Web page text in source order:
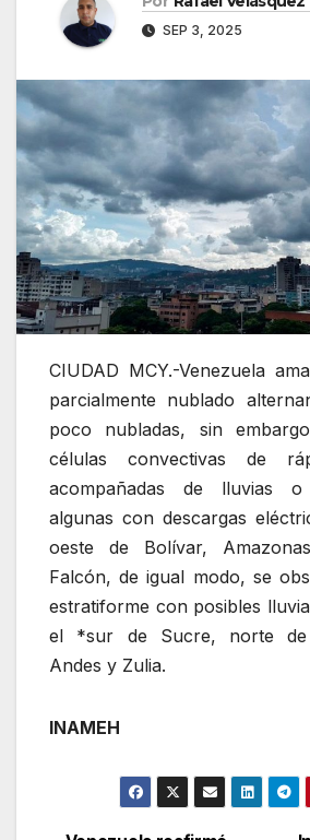
SEP 3, 2025
CIUDAD MCY.-Venezuela
parcialmente nublado
poco nubladas, sin
células convectivas de
acompañadas de lluvias
algunas con descargas
oeste de Bolívar,
Falcón, de igual modo, se
estratiforme con posibles
el *sur de Sucre, norte de
Andes y Zulia.
INAMEH